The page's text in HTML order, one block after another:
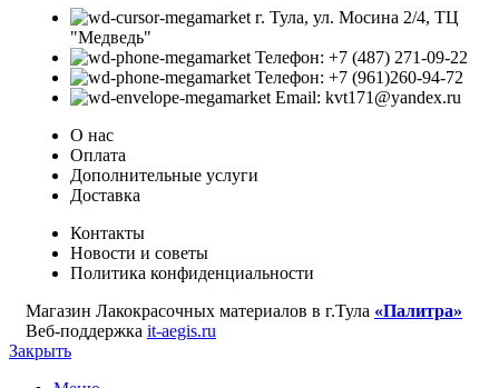
г. Тула, ул. Мосина 2/4, ТЦ
"Медведь"
Телефон: +7 (487) 271-09-22
Телефон: +7 (961)260-94-72
Email: kvt171@yandex.ru
О нас
Оплата
Дополнительные услуги
Доставка
Контакты
Новости и советы
Политика конфиденциальности
Магазин Лакокрасочных материалов в г.Тула «Палитра»
Веб-поддержка it-aegis.ru
Закрыть